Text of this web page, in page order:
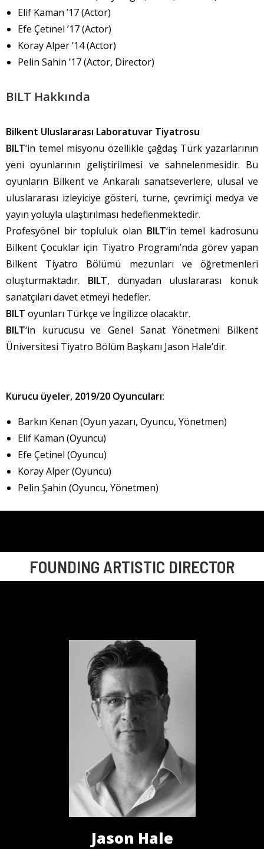
Elif Kaman ’17 (Actor)
Efe Çetınel ’17 (Actor)
Koray Alper ’14 (Actor)
Pelin Sahin ’17 (Actor, Director)
BILT Hakkında
Bilkent Uluslararası Laboratuvar Tiyatrosu
BILT‘in temel misyonu özellikle çağdaş Türk yazarlarının
yeni oyunlarının geliştirilmesi ve sahnelenmesidir. Bu
oyunların Bilkent ve Ankaralı sanatseverlere, ulusal ve
uluslararası izleyiciye gösteri, turne, çevrimiçi medya ve
yayın yoluyla ulaştırılması hedeflenmektedir.
Profesyönel bir topluluk olan BILT‘in temel kadrosunu
Bilkent Çocuklar için Tiyatro Programı’nda görev yapan
Bilkent Tiyatro Bölümü mezunları ve öğretmenleri
oluşturmaktadır. BILT, dünyadan uluslararası konuk
sanatçıları davet etmeyi hedefler.
BILT oyunları Türkçe ve İngilizce olacaktır.
BILT‘in kurucusu ve Genel Sanat Yönetmeni Bilkent
Üniversitesi Tiyatro Bölüm Başkanı Jason Hale’dir.
Kurucu üyeler, 2019/20 Oyuncuları:
Barkın Kenan (Oyun yazarı, Oyuncu, Yönetmen)
Elif Kaman (Oyuncu)
Efe Çetinel (Oyuncu)
Koray Alper (Oyuncu)
Pelin Şahin (Oyuncu, Yönetmen)
FOUNDING ARTISTIC DIRECTOR
Jason Hale